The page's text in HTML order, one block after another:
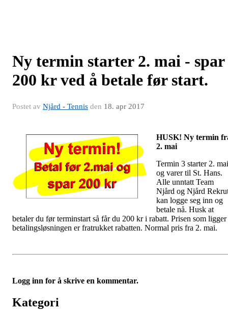
Ny termin starter 2. mai - spar
200 kr ved å betale før start.
Postet av Njård - Tennis den 18. apr 2017
HUSK! Ny termin
2. mai
Termin 3 starter 2. mai
og varer til St. Hans.
Alle unntatt Team
Njård og Njård
kan logge seg inn og
betale nå. Husk at
betaler du før terminstart så får du 200 kr i rabatt. Prisen som
betalingsløsningen er fratrukket rabatten. Normal pris fra 2. mai.
Logg inn for å skrive en kommentar.
Kategori